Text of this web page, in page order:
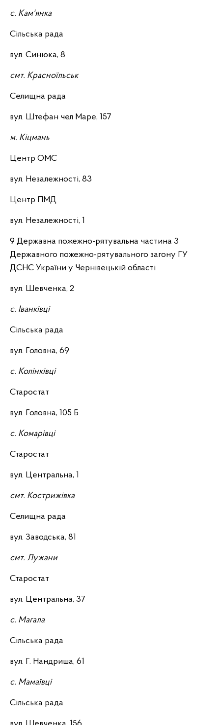
с. Кам'янка
Сільська рада
вул. Синюка, 8
смт. Красноїльськ
Селищна рада
вул. Штефан чел Маре, 157
м. Кіцмань
Центр ОМС
вул. Незалежності, 83
Центр ПМД
вул. Незалежності, 1
9 Державна пожежно-рятувальна частина 3
Державного пожежно-рятувального загону ГУ
ДСНС України у Чернівецькій області
вул. Шевченка, 2
с. Іванківці
Сільська рада
вул. Головна, 69
с. Колінківці
Старостат
вул. Головна, 105 Б
с. Комарівці
Старостат
вул. Центральна, 1
смт. Кострижівка
Селищна рада
вул. Заводська, 81
смт. Лужани
Старостат
вул. Центральна, 37
с. Магала
Сільська рада
вул. Г. Нандриша, 61
с. Мамаївці
Сільська рада